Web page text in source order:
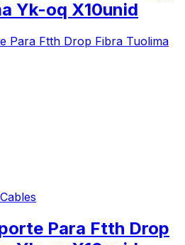
Yk-oq X10unid
Para Ftth Drop